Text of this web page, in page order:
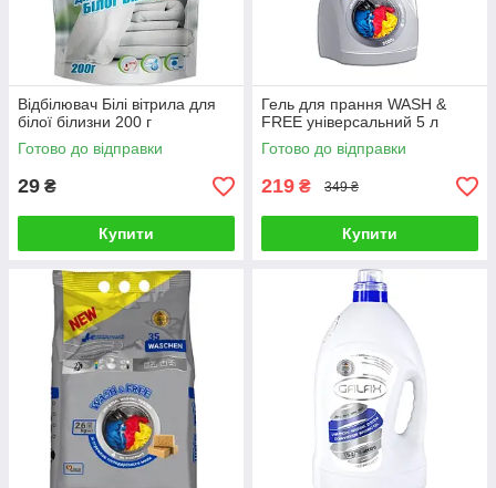
Відбілювач Білі вітрила для
білої білизни 200 г
Готово до відправки
29 ₴
Купити
Гель для прання WASH &
FREE універсальний 5 л
Готово до відправки
219 ₴ 349 ₴
Купити